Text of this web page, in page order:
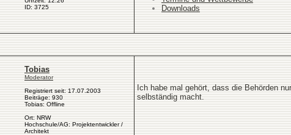
ID: 3725
Downloads
Tobias
Moderator
Registriert seit: 17.07.2003
Beiträge: 930
Tobias: Offline
Ort: NRW
Hochschule/AG: Projektentwickler /
Architekt
Ich habe mal gehört, dass die Behörden
selbständig macht.